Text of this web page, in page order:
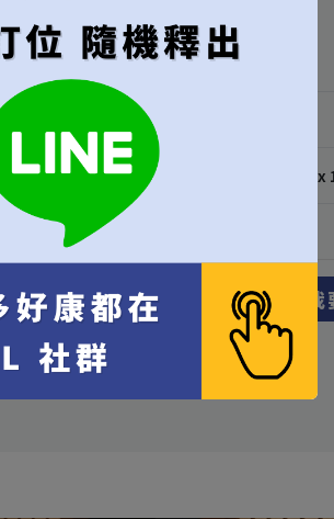
每位 [+NT$1,000]
代訂費 每位 NT$
10% 服務費 每位 NT$ x
總人數